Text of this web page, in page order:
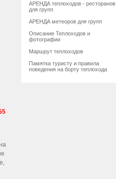
АРЕНДА теплоходов - ресторанов
для групп
АРЕНДА метеоров для групп
Описание Теплоходов и
фотографии
Маршрут теплоходов
Памятка туристу и правила
поведения на борту теплохода